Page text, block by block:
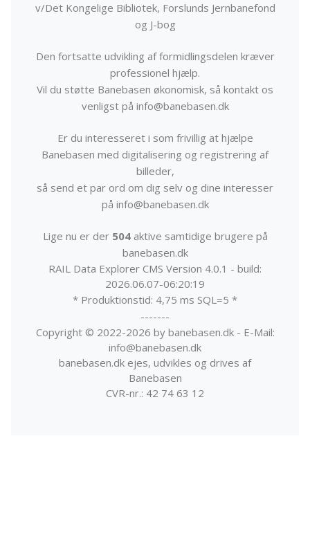
v/Det Kongelige Bibliotek, Forslunds Jernbanefond
og J-bog
Den fortsatte udvikling af formidlingsdelen kræver
professionel hjælp.
Vil du støtte Banebasen økonomisk, så kontakt os
venligst på info@banebasen.dk
Er du interesseret i som frivillig at hjælpe
Banebasen med digitalisering og registrering af
billeder,
så send et par ord om dig selv og dine interesser
på info@banebasen.dk
Lige nu er der 504aktive samtidige brugere på
banebasen.dk
RAIL Data Explorer CMS Version 4.0.1 - build:
2026.06.07-06:20:19
* Produktionstid: 4,75 ms SQL=5 *
-------
Copyright © 2022-2026 by banebasen.dk - E-Mail:
info@banebasen.dk
banebasen.dk ejes, udvikles og drives af
Banebasen
CVR-nr.: 42 74 63 12